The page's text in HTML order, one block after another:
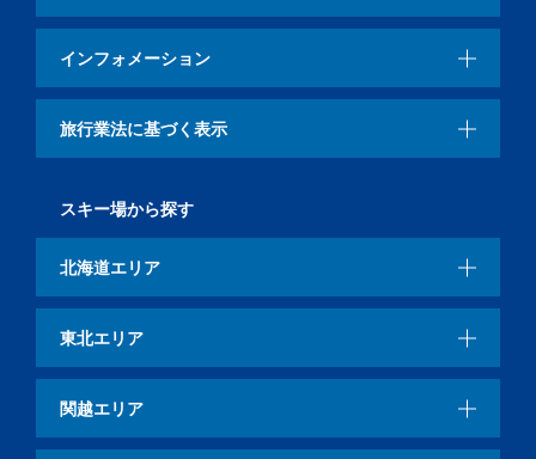
インフォメーション
旅行業法に基づく表示
スキー場から探す
北海道エリア
東北エリア
関越エリア